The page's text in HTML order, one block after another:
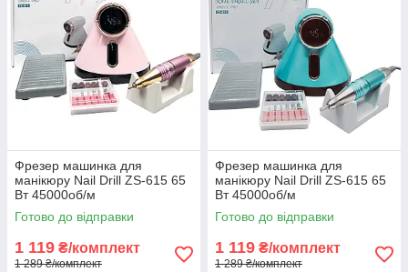
Фрезер машинка для
манікюру Nail Drill ZS-615 65
Вт 45000об/м
PROFESSIONAL Drill pro zs
615 манікюрний фрейзер SH
Готово до відправки
1 119 ₴/комплект
1 289 ₴/комплект
Фрезер машинка для
манікюру Nail Drill ZS-615 65
Вт 45000об/м
PROFESSIONAL Drill pro zs
615 манікюрний фрейзер SH
Готово до відправки
1 119 ₴/комплект
1 289 ₴/комплект